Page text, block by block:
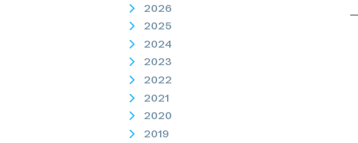
2026
2025
2024
2023
2022
2021
2020
2019